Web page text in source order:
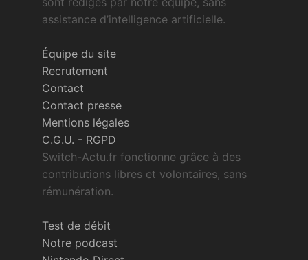
assistance d’intelligence artificielle.
Équipe du site
Recrutement
Contact
Contact presse
Mentions légales
C.G.U. - RGPD
Switch-Actu.fr fonctionne grâce à des
contributions libres et volontaires, sans
rémunération.
Test de débit
Notre podcast